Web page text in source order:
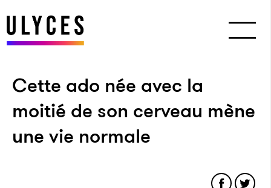
Cette ado née avec la
moitié de son cerveau mène
une vie normale